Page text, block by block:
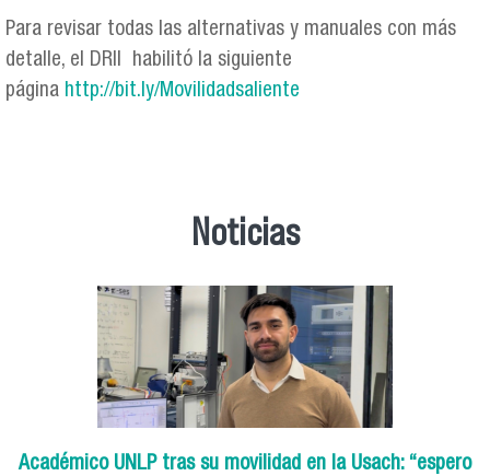
Para revisar todas las alternativas y manuales con más
detalle, el DRII habilitó la siguiente
página http://bit.ly/Movilidadsaliente
Noticias
Académico UNLP tras su movilidad en la Usach: “espero